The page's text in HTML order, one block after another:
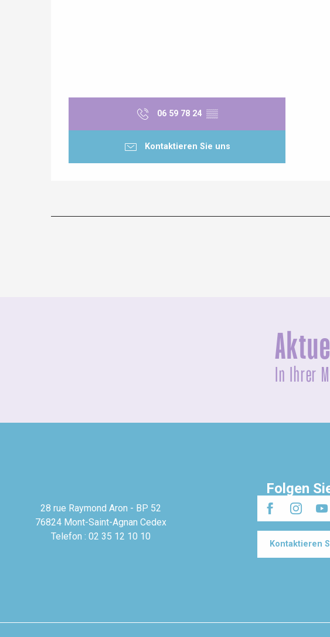
06 59 78 24 ▒▒
Kontaktieren Sie uns
In Ihrer
28 rue Raymond Aron - BP 52
76824 Mont-Saint-Agnan Cedex
Telefon : 02 35 12 10 10
Folgen
Kontaktieren